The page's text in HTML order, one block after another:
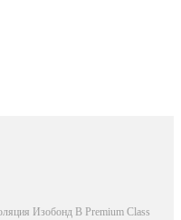
Изобонд B Рremium Class